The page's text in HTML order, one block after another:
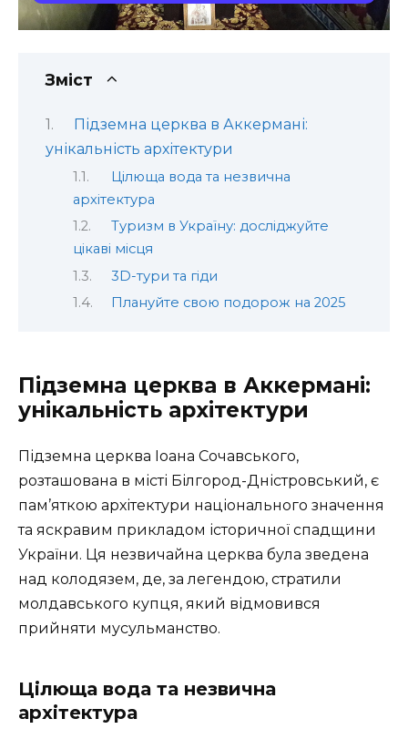
Зміст
Підземна церква в Аккермані:
унікальність архітектури
Цілюща вода та незвична
архітектура
Туризм в Україну: досліджуйте
цікаві місця
3D-тури та гіди
Плануйте свою подорож на 2025
Підземна церква в Аккермані:
унікальність архітектури
Підземна церква Іоана Сочавського,
розташована в місті Білгород-Дністровський, є
пам’яткою архітектури національного значення
та яскравим прикладом історичної спадщини
України. Ця незвичайна церква була зведена
над колодязем, де, за легендою, стратили
молдавського купця, який відмовився
прийняти мусульманство.
Цілюща вода та незвична
архітектура